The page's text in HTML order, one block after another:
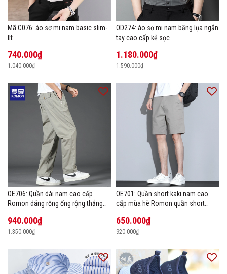
Mã C076: áo sơ mi nam basic slim-
fit
740.000₫
1.040.000₫
OD274: áo sơ mi nam băng lụa ngắn
tay cao cấp kẻ sọc
1.180.000₫
1.590.000₫
OE706: Quần dài nam cao cấp
Romon dáng rộng ống rộng thẳng
940.000₫
1.350.000₫
OE701: Quần short kaki nam cao
cấp mùa hè Romon quần short
650.000₫
920.000₫